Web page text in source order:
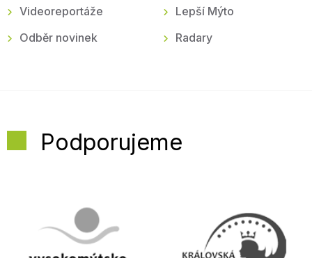
Videoreportáže
Odběr novinek
Lepší Mýto
Radary
Podporujeme